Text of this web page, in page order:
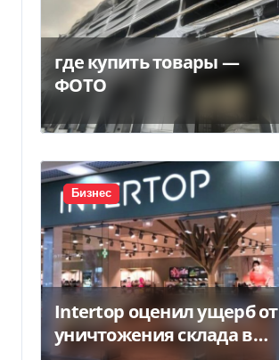
где купить товары —
ФОТО
Бизнес
Intertop оценил ущерб от
уничтожения склада в